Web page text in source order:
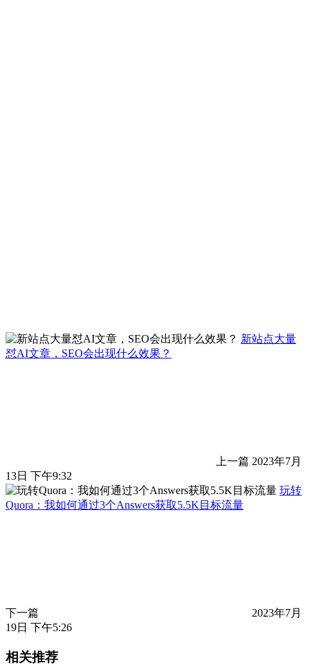
新站点大量
怼AI文章，SEO会出现什么效果？
上一篇 2023年7月
13日 下午9:32
玩转
Quora：我如何通过3个Answers获取5.5K目标流量
下一篇
2023年7月
19日 下午5:26
相关推荐